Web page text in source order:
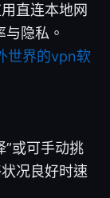
直连本地网
隐私。
世界的vpn软
”或可手动挑
况良好时速